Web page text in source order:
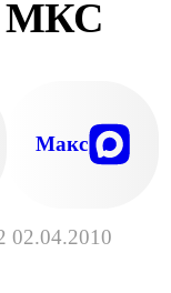
02.04.2010
МКС
Макс